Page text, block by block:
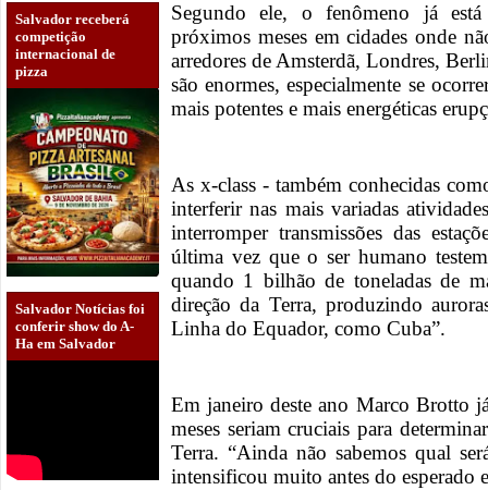
Salvador receberá
competição
internacional de
pizza
Salvador Notícias foi
conferir show do A-
Ha em Salvador
Segundo ele, o fenômeno já
próximos meses em cidades onde
arredores de Amsterdã, Londres,
são enormes, especialmente se
mais potentes e mais energéticas
As x-class - também conhecidas
interferir nas mais variadas
interromper transmissões das
última vez que o ser humano
quando 1 bilhão de toneladas de
direção da Terra, produzindo
Linha do Equador, como Cuba”.
Em janeiro deste ano Marco Brotto
meses seriam cruciais para
Terra. “Ainda não sabemos qual
intensificou muito antes do esperado